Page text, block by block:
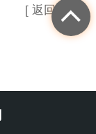
[ 返回列表 ]